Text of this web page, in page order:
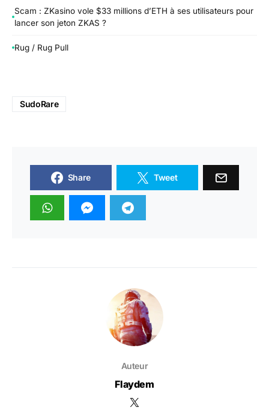
Scam : ZKasino vole $33 millions d’ETH à ses utilisateurs pour
lancer son jeton ZKAS ?
Rug / Rug Pull
SudoRare
Share Tweet
Auteur
Flaydem